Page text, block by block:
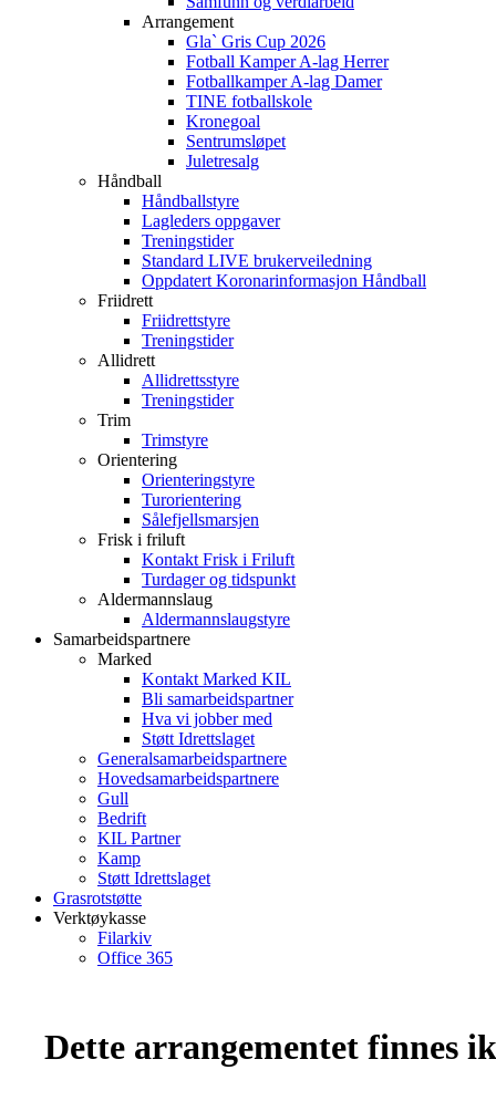
Arrangement
Gla` Gris Cup 2026
Fotball Kamper A-lag Herrer
Fotballkamper A-lag Damer
TINE fotballskole
Kronegoal
Sentrumsløpet
Juletresalg
Håndball
Håndballstyre
Lagleders oppgaver
Treningstider
Standard LIVE brukerveiledning
Oppdatert Koronarinformasjon Håndball
Friidrett
Friidrettstyre
Treningstider
Allidrett
Allidrettsstyre
Treningstider
Trim
Trimstyre
Orientering
Orienteringstyre
Turorientering
Sålefjellsmarsjen
Frisk i friluft
Kontakt Frisk i Friluft
Turdager og tidspunkt
Aldermannslaug
Aldermannslaugstyre
Samarbeidspartnere
Marked
Kontakt Marked KIL
Bli samarbeidspartner
Hva vi jobber med
Støtt Idrettslaget
Generalsamarbeidspartnere
Hovedsamarbeidspartnere
Gull
Bedrift
KIL Partner
Kamp
Støtt Idrettslaget
Grasrotstøtte
Verktøykasse
Filarkiv
Office 365
Dette arrangementet finnes